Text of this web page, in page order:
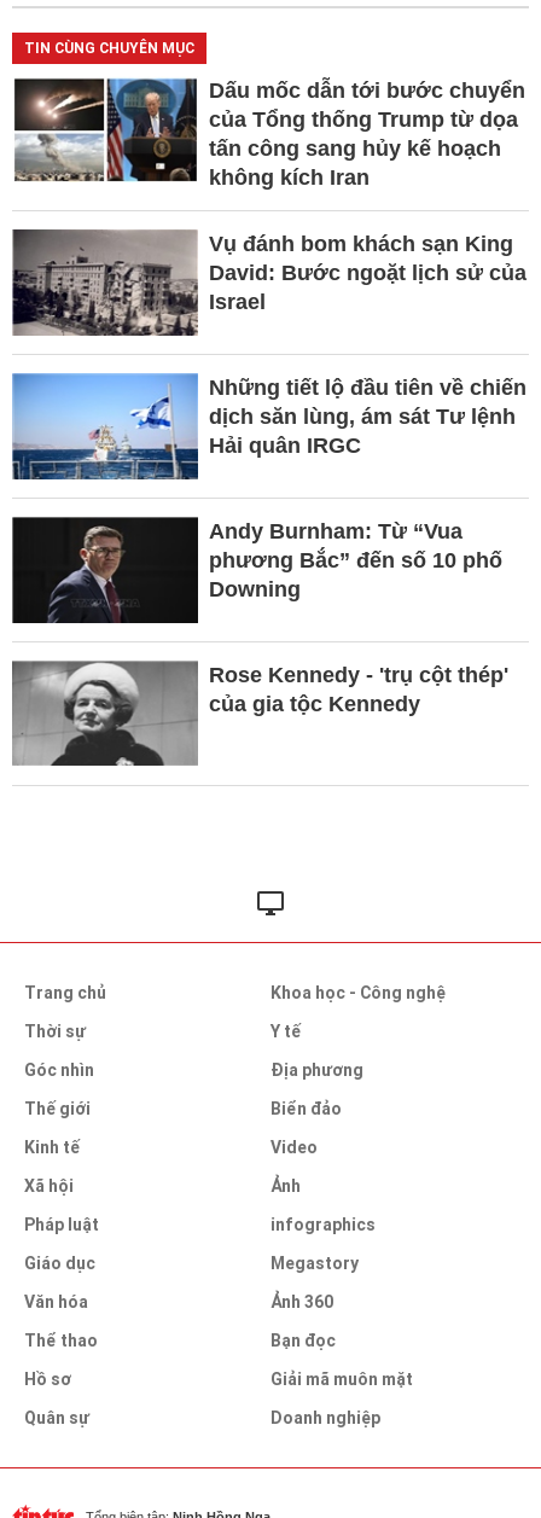
TIN CÙNG CHUYÊN MỤC
Dấu mốc dẫn tới bước chuyển
của Tổng thống Trump từ dọa
tấn công sang hủy kế hoạch
không kích Iran
Vụ đánh bom khách sạn King
David: Bước ngoặt lịch sử của
Israel
Những tiết lộ đầu tiên về chiến
dịch săn lùng, ám sát Tư lệnh
Hải quân IRGC
Andy Burnham: Từ “Vua
phương Bắc” đến số 10 phố
Downing
Rose Kennedy - 'trụ cột thép'
của gia tộc Kennedy
Trang chủ
Thời sự
Góc nhìn
Thế giới
Kinh tế
Xã hội
Pháp luật
Giáo dục
Văn hóa
Thể thao
Hồ sơ
Quân sự
Khoa học - Công nghệ
Y tế
Địa phương
Biển đảo
Video
Ảnh
infographics
Megastory
Ảnh 360
Bạn đọc
Giải mã muôn mặt
Doanh nghiệp